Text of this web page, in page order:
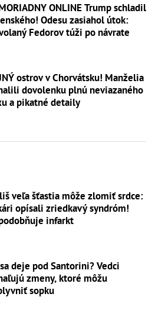
ONLINE Trump schladil
Odesu zasiahol útok:
Fedorov túži po návrate
ostrov v Chorvátsku! Manželia
dovolenku plnú neviazaného
a pikatné detaily
veľa šťastia môže zlomiť srdce:
opísali zriedkavý syndróm!
infarkt
deje pod Santorini? Vedci
zmeny, ktoré môžu
sopku